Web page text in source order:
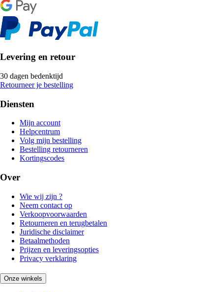
Levering en retour
30 dagen bedenktijd
Retourneer je bestelling
Diensten
Mijn account
Helpcentrum
Volg mijn bestelling
Bestelling retourneren
Kortingscodes
Over
Wie wij zijn ?
Neem contact op
Verkoopvoorwaarden
Retourneren en terugbetalen
Juridische disclaimer
Betaalmethoden
Prijzen en leveringsopties
Privacy verklaring
Onze winkels